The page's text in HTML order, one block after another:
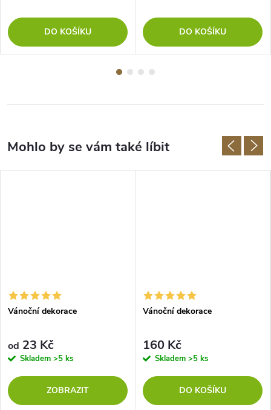
DO KOŠÍKU DO KOŠÍKU
Vánoční dekorace
od 23 Kč
Skladem >5 ks
ZOBRAZIT
Vánoční dekorace
160 Kč
Skladem >5 ks
DO KOŠÍKU